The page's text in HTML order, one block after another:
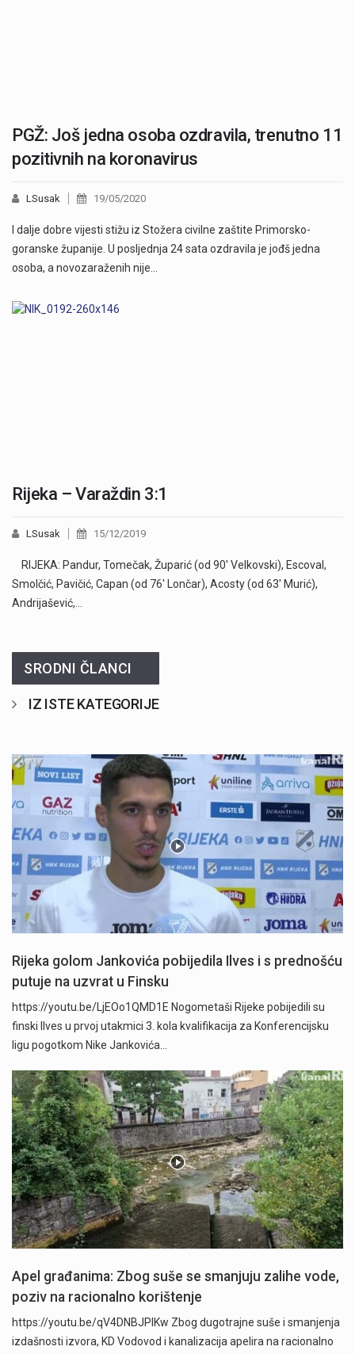
PGŽ: Još jedna osoba ozdravila, trenutno 11
pozitivnih na koronavirus
LSusak 19/05/2020
I dalje dobre vijesti stižu iz Stožera civilne zaštite Primorsko-
goranske županije. U posljednja 24 sata ozdravila je jođš jedna
osoba, a novozaraženih nije…
Rijeka – Varaždin 3:1
LSusak 15/12/2019
RIJEKA: Pandur, Tomečak, Župarić (od 90' Velkovski), Escoval,
Smolčić, Pavičić, Capan (od 76' Lončar), Acosty (od 63' Murić),
Andrijašević,…
SRODNI ČLANCI
IZ ISTE KATEGORIJE
Rijeka golom Jankovića pobijedila Ilves i s prednošću
putuje na uzvrat u Finsku
https://youtu.be/LjEOo1QMD1E Nogometaši Rijeke pobijedili su
finski Ilves u prvoj utakmici 3. kola kvalifikacija za Konferencijsku
ligu pogotkom Nike Jankovića…
Apel građanima: Zbog suše se smanjuju zalihe vode,
poziv na racionalno korištenje
https://youtu.be/qV4DNBJPlKw Zbog dugotrajne suše i smanjenja
izdašnosti izvora, KD Vodovod i kanalizacija apelira na racionalno